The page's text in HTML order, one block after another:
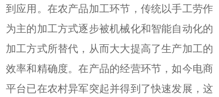
到应用。在农产品加工环节，传统以手工劳作
为主的加工方式逐步被机械化和智能自动化的
加工方式所替代，从而大大提高了生产加工的
效率和精确度。在产品的经营环节，如今电商
平台已在农村异军突起并得到了快速发展，这